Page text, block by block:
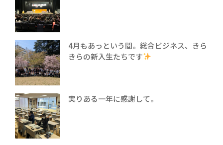
4月もあっという間。総合ビジネス、きら
きらの新入生たちです
実りある一年に感謝して。